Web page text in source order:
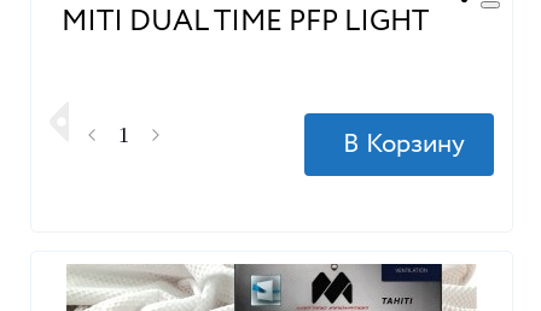
MITI DUAL TIME PFP LIGHT